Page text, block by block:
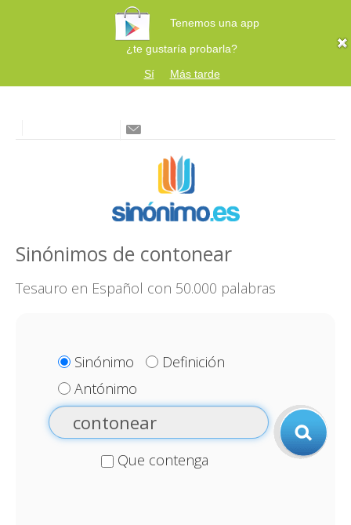
Tenemos una app
¿te gustaría probarla?
Sí
Más tarde
Sinónimos de contonear
Tesauro en Español con 50.000 palabras
Sinónimo
Definición
Antónimo
Que contenga